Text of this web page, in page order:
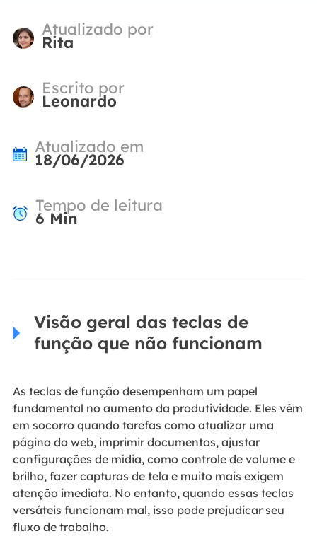
Atualizado por
Rita
Escrito por
Leonardo
Atualizado em
18/06/2026
Tempo de leitura
6 Min
Visão geral das teclas de
função que não funcionam
As teclas de função desempenham um papel
fundamental no aumento da produtividade. Eles vêm
em socorro quando tarefas como atualizar uma
página da web, imprimir documentos, ajustar
configurações de mídia, como controle de volume e
brilho, fazer capturas de tela e muito mais exigem
atenção imediata. No entanto, quando essas teclas
versáteis funcionam mal, isso pode prejudicar seu
fluxo de trabalho.